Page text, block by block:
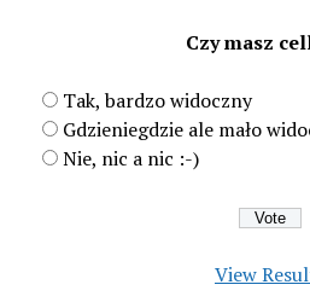
Czy masz
Tak, bardzo widoczny
Gdzieniegdzie ale mało
Nie, nic a nic :-)
View